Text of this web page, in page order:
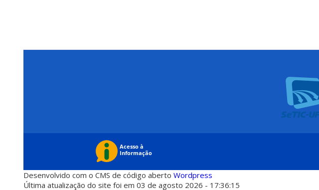
Desenvolvido com o CMS de código aberto Wordpress
Última atualização do site foi em 03 de agosto 2026 - 17:36:15